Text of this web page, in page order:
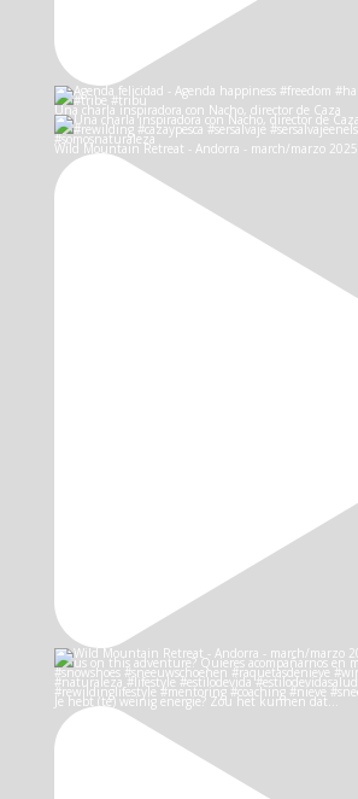
Una charla inspiradora con Nacho, director de Caza
Wild Mountain Retreat - Andorra - march/marzo 2025
Je hebt (te) weinig energie? Zou het kunnen dat…